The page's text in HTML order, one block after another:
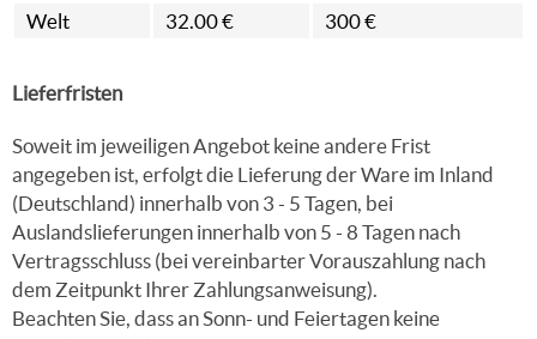
Welt
32.00 € 300 €
Lieferfristen
Soweit im jeweiligen Angebot keine andere Frist
angegeben ist, erfolgt die Lieferung der Ware im Inland
(Deutschland) innerhalb von 3 - 5 Tagen, bei
Auslandslieferungen innerhalb von 5 - 8 Tagen nach
Vertragsschluss (bei vereinbarter Vorauszahlung nach
dem Zeitpunkt Ihrer Zahlungsanweisung).
Beachten Sie, dass an Sonn- und Feiertagen keine